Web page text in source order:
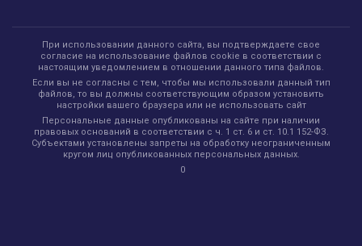
При использовании данного сайта, вы подтверждаете свое
согласие на использование файлов cookie в соответствии с
настоящим уведомлением в отношении данного типа файлов.
Если вы не согласны с тем, чтобы мы использовали данный тип
файлов, то вы должны соответствующим образом установить
настройки вашего браузера или не использовать сайт
Персональные данные опубликованы на сайте при наличии
правовых оснований в соответствии с ч. 1 ст. 6 и ст. 10.1 152-ФЗ.
Субъектами установлены запреты на обработку неограниченным
кругом лиц опубликованных персональных данных.
0